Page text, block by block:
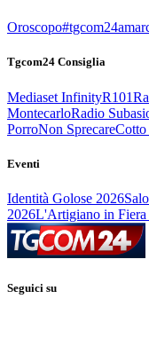
Oroscopo
Tgcom24 Consiglia
Mediaset InfinityR101
MontecarloRadio
PorroNon SprecareCotto
Eventi
Identità Golose 2026
2026L'Artigiano in Fiera
Seguici su